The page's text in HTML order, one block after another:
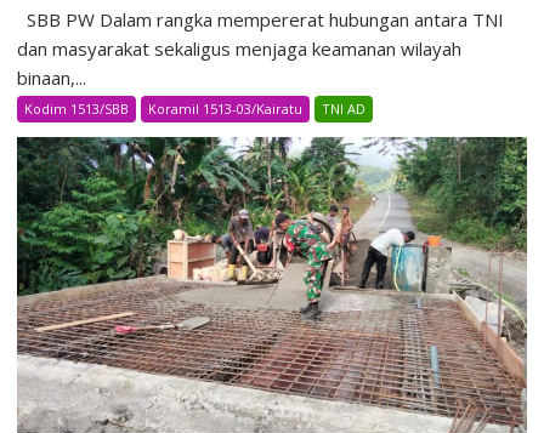
SBB PW Dalam rangka mempererat hubungan antara TNI
dan masyarakat sekaligus menjaga keamanan wilayah
binaan,...
Kodim 1513/SBB Koramil 1513-03/Kairatu TNI AD